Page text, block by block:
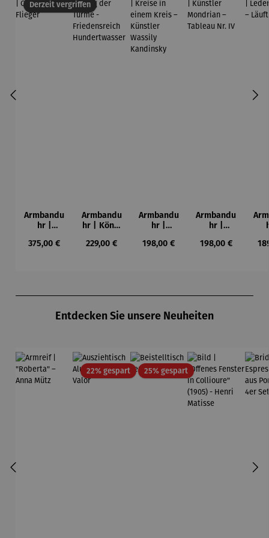
Derzeit vergriffen
Armbandu
hr |
ph –
Regulärer Preis:
375,00 €
Armbandu
hr | König
-
Regulärer Preis:
229,00 €
Armbandu
hr |
einem
Regulärer Preis:
198,00 €
Armbandu
hr |
Mondrian
Regulärer Preis:
198,00 €
Entdecken Sie unsere Neuheiten
22% gespartRabatt25% gespartRabatt